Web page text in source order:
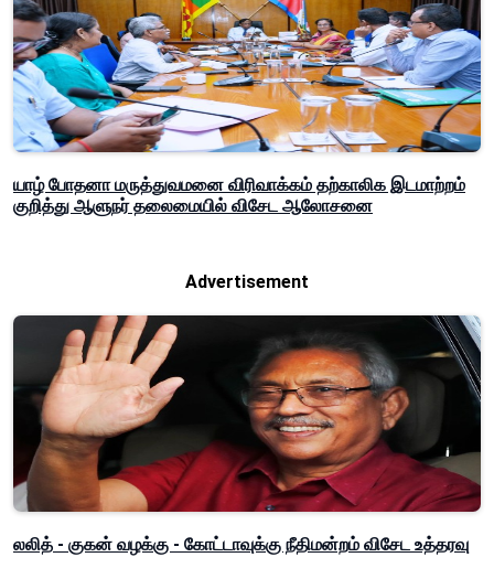
யாழ் போதனா மருத்துவமனை விரிவாக்கம் தற்காலிக இடமாற்றம்
குறித்து ஆளுநர் தலைமையில் விசேட ஆலோசனை
Advertisement
லலித் - குகன் வழக்கு - கோட்டாவுக்கு நீதிமன்றம் விசேட உத்தரவு